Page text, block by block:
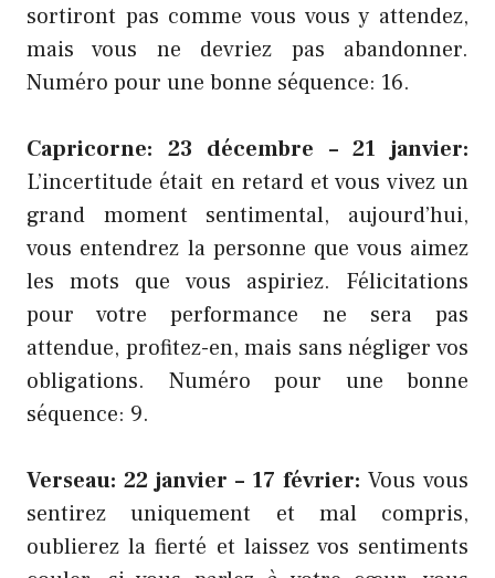
sortiront pas comme vous vous y attendez,
mais vous ne devriez pas abandonner.
Numéro pour une bonne séquence: 16.
Capricorne: 23 décembre – 21 janvier:
L’incertitude était en retard et vous vivez un
grand moment sentimental, aujourd’hui,
vous entendrez la personne que vous aimez
les mots que vous aspiriez. Félicitations
pour votre performance ne sera pas
attendue, profitez-en, mais sans négliger vos
obligations. Numéro pour une bonne
séquence: 9.
Verseau: 22 janvier – 17 février: Vous vous
sentirez uniquement et mal compris,
oublierez la fierté et laissez vos sentiments